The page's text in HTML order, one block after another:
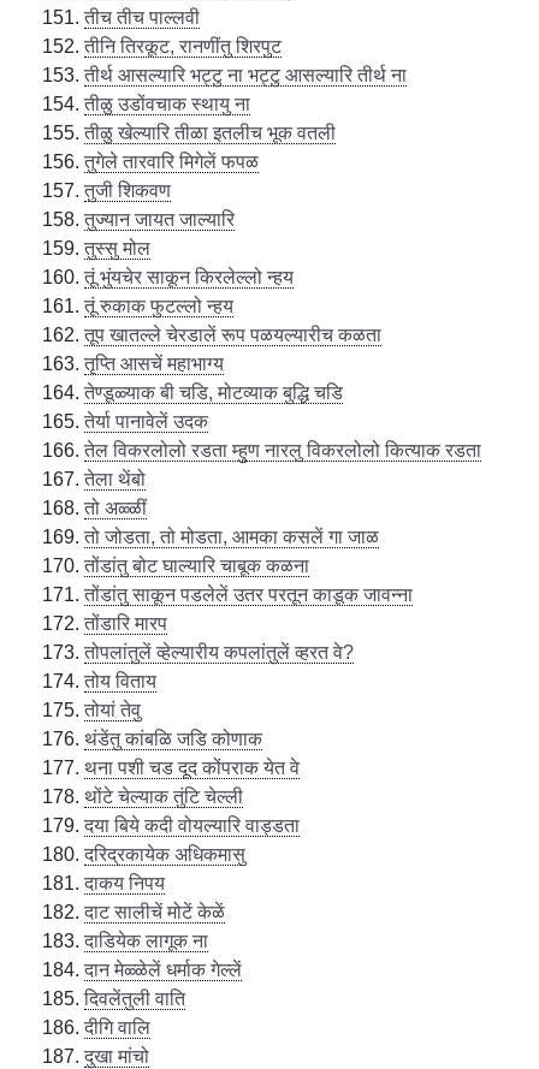
तीच तीच पाल्लवी
तीनि तिरकूट, रानणींतु शिरपुट
तीर्थ आसल्यारि भट्टु ना भट्टु आसल्यारि तीर्थ ना
तीळु उडोंवचाक स्थायु ना
तीळु खेल्यारि तीळा इतलीच भूक वतली
तुगेले तारवारि मिगेलें फपळ
तुजी शिकवण
तुज्यान जायत जाल्यारि
तुस्सु मोल
तूं भुंयचेर साकून किरलेल्लो न्हय
तूं रुकाक फुटल्लो न्हय
तूप खातल्ले चेरडालें रूप पळयल्यारीच कळता
तृप्ति आसचें महाभाग्य
तेण्डूळ्याक बी चडि, मोटव्याक बुद्धि चडि
तेर्या पानावेलें उदक
तेल विकरलोलो रडता म्हुण नारलु विकरलोलो कित्याक रडता
तेला थेंबो
तो अळ्ळीं
तो जोडता, तो मोडता, आमका कसलें गा जाळ
तोंडांतु बोट घाल्यारि चाबूक कळना
तोंडांतु साकून पडलेलें उतर परतून काडूक जावन्ना
तोंडारि मारप
तोपलांतुलें व्हेल्यारीय कपलांतुलें व्हरत वे?
तोय विताय
तोयां तेवु
थंडेंतु कांबळि जडि कोणाक
थना पशी चड दूद कोंपराक येत वे
थोंटे चेल्याक तुंटि चेल्ली
दया बिये कदी वोयल्यारि वाड्डता
दरिद्रकायेक अधिकमासु
दाकय निपय
दाट सालीचें मोटें केळें
दाडियेक लागूक ना
दान मेळ्ळेलें धर्माक गेल्लें
दिवलेंतुली वाति
दीगि वालि
दुखा मांचो